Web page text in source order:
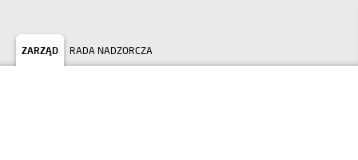
ZARZĄD RADA NADZORCZA